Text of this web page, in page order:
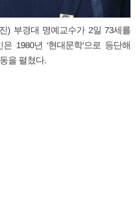
) 부경대 명예교수가 2일 73세를
1980년 ‘현대문학’으로 등단해
을 펼쳤다.